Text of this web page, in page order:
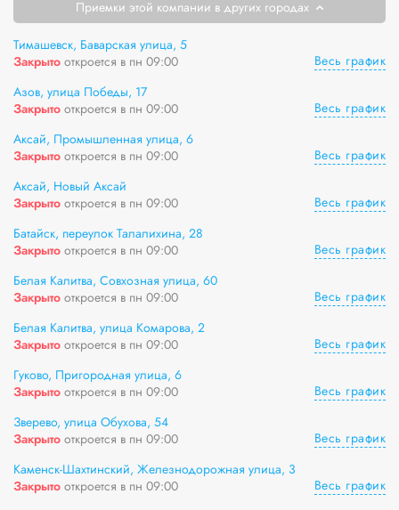
Приемки этой компании в других городах
Тимашевск, Баварская улица, 5
Закрыто откроется в пн 09:00
Весь график
Азов, улица Победы, 17
Закрыто откроется в пн 09:00
Весь график
Аксай, Промышленная улица, 6
Закрыто откроется в пн 09:00
Весь график
Аксай, Новый Аксай
Закрыто откроется в пн 09:00
Весь график
Батайск, переулок Талалихина, 28
Закрыто откроется в пн 09:00
Весь график
Белая Калитва, Совхозная улица, 60
Закрыто откроется в пн 09:00
Весь график
Белая Калитва, улица Комарова, 2
Закрыто откроется в пн 09:00
Весь график
Гуково, Пригородная улица, 6
Закрыто откроется в пн 09:00
Весь график
Зверево, улица Обухова, 54
Закрыто откроется в пн 09:00
Весь график
Каменск-Шахтинский, Железнодорожная улица, 3
Закрыто откроется в пн 09:00
Весь график